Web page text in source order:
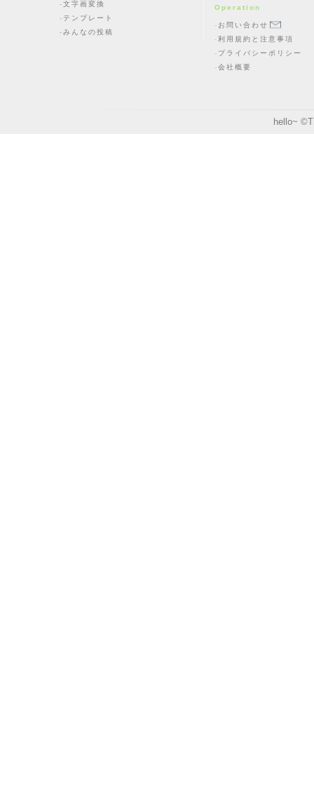
文字画変換
テンプレート
みんなの投稿
Operation
お問い合わせ
利用規約と注意事項
プライバシーポリシー
会社概要
hello~ ©